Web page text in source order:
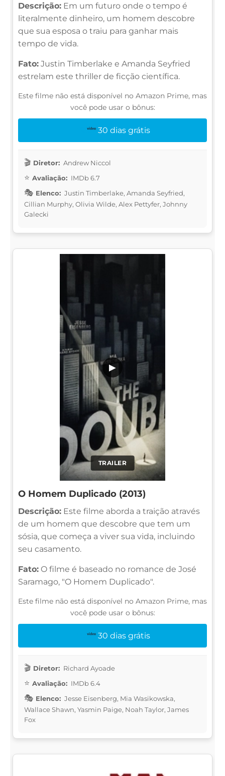
Descrição: Em um futuro onde o tempo é
literalmente dinheiro, um homem descobre
que sua esposa o traiu para ganhar mais
tempo de vida.
Fato: Justin Timberlake e Amanda Seyfried
estrelam este thriller de ficção científica.
Este filme não está disponível no Amazon Prime, mas
você pode usar o bônus:
30 dias grátis
Diretor: Andrew Niccol
Avaliação: IMDb 6.7
Elenco: Justin Timberlake, Amanda Seyfried,
Cillian Murphy, Olivia Wilde, Alex Pettyfer, Johnny
Galecki
TRAILER
▶
O Homem Duplicado (2013)
Descrição: Este filme aborda a traição através
de um homem que descobre que tem um
sósia, que começa a viver sua vida, incluindo
seu casamento.
Fato: O filme é baseado no romance de José
Saramago, "O Homem Duplicado".
Este filme não está disponível no Amazon Prime, mas
você pode usar o bônus:
30 dias grátis
Diretor: Richard Ayoade
Avaliação: IMDb 6.4
Elenco: Jesse Eisenberg, Mia Wasikowska,
Wallace Shawn, Yasmin Paige, Noah Taylor, James
Fox